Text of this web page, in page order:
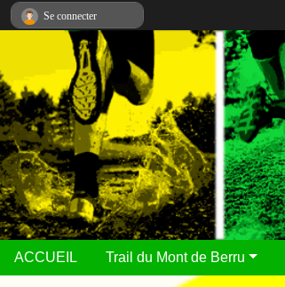
ACCUEIL Trail du Mont de Berru
Se connecter
Panneau de gestion des cookies